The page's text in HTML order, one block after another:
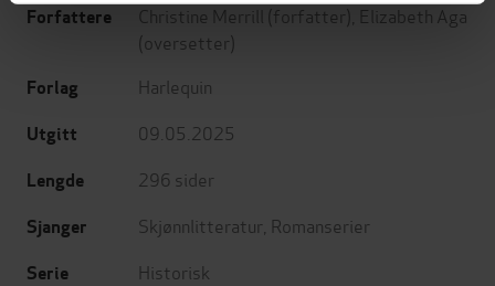
Forfattere Christine Merrill (forfatter), Elizabeth Aga
(oversetter)
Forlag Harlequin
Utgitt 09.05.2025
Lengde 296 sider
Sjanger Skjønnlitteratur Romanserier
Serie Historisk